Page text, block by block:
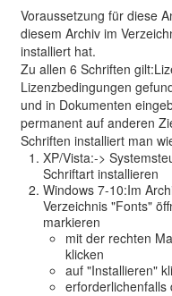
Voraussetzung für diese
diesem Archiv im
installiert hat.
Zu allen 6 Schriften
Lizenzbedingungen
und in Dokumenten
permanent auf anderen
Schriften installiert man
XP/Vista:->
Schriftart installieren
Windows 7-10:Im
Verzeichnis "Fonts"
markieren
mit der rechten
klicken
auf "Installieren"
erforderlichenfalls